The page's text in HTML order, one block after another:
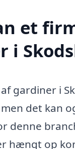
et
i
gardiner i
det kan
denne
hængt op